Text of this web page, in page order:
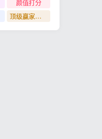
颜值打分
顶级赢家思维